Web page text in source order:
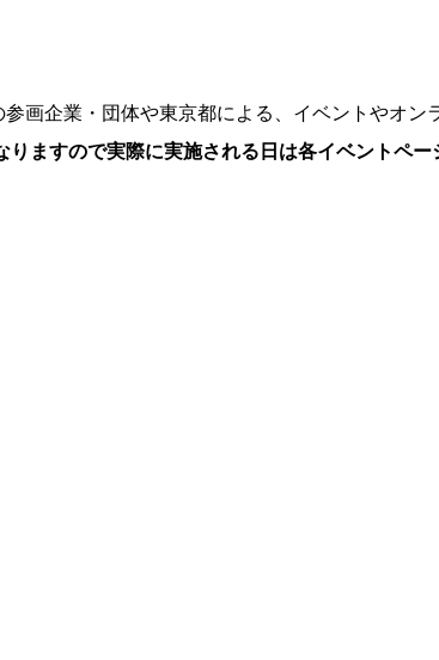
画企業・団体や東京都による、イベントやオン
りますので実際に実施される日は各イベントペー